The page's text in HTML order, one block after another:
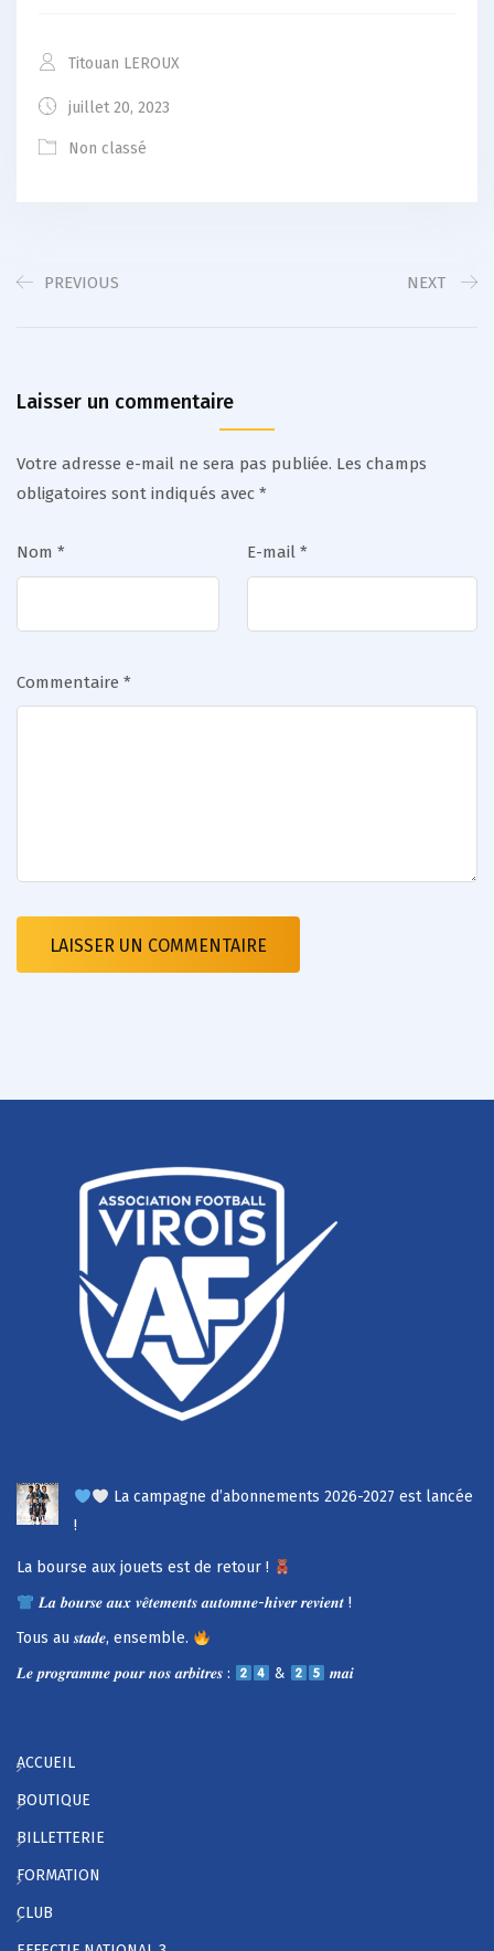
Titouan LEROUX
juillet 20, 2023
Non classé
PREVIOUS NEXT
Laisser un commentaire
Votre adresse e-mail ne sera pas publiée. Les champs
obligatoires sont indiqués avec *
Nom * E-mail *
Commentaire *
La campagne d’abonnements 2026-2027 est lancée
!
La bourse aux jouets est de retour !
𝑳𝒂 𝒃𝒐𝒖𝒓𝒔𝒆 𝒂𝒖𝒙 𝒗𝒆̂𝒕𝒆𝒎𝒆𝒏𝒕𝒔 𝒂𝒖𝒕𝒐𝒎𝒏𝒆-𝒉𝒊𝒗𝒆𝒓 𝒓𝒆𝒗𝒊𝒆𝒏𝒕 !
Tous au 𝒔𝒕𝒂𝒅𝒆, ensemble.
𝑳𝒆 𝒑𝒓𝒐𝒈𝒓𝒂𝒎𝒎𝒆 𝒑𝒐𝒖𝒓 𝒏𝒐𝒔 𝒂𝒓𝒃𝒊𝒕𝒓𝒆𝒔 :
& 𝒎𝒂𝒊
ACCUEIL
BOUTIQUE
BILLETTERIE
FORMATION
CLUB